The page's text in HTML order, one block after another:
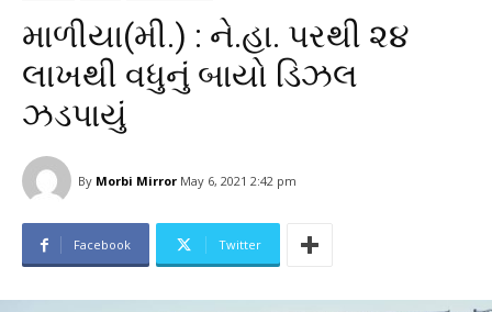
માળીયા(મી.) : ને.હા. પરથી ૨૪
લાખથી વધુનું બાયો ડિઝલ
ઝડપાયું
By Morbi Mirror May 6, 2021 2:42 pm
Facebook Twitter